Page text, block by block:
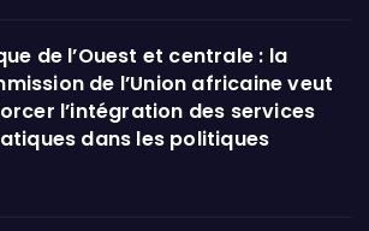
de l’Ouest et centrale : la
de l’Union africaine veut
l’intégration des services
dans les politiques